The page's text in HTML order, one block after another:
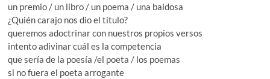
un premio / un libro / un poema / una baldosa
¿Quién carajo nos dio el título?
queremos adoctrinar con nuestros propios versos
intento adivinar cuál es la competencia
que sería de la poesía /el poeta / los poemas
si no fuera el poeta arrogante